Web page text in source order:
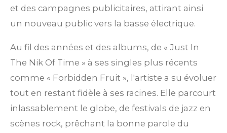
et des campagnes publicitaires, attirant ainsi
un nouveau public vers la basse électrique.
Au fil des années et des albums, de « Just In
The Nik Of Time » à ses singles plus récents
comme « Forbidden Fruit », l'artiste a su évoluer
tout en restant fidèle à ses racines. Elle parcourt
inlassablement le globe, de festivals de jazz en
scènes rock, prêchant la bonne parole du